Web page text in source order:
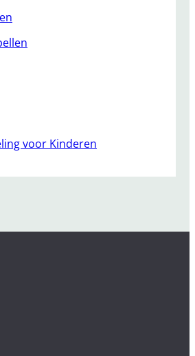
voor Kinderen